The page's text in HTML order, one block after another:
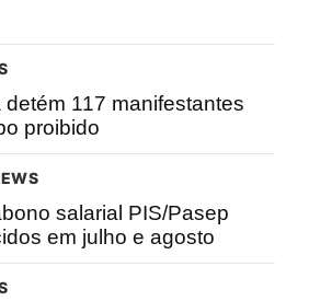
117 manifestantes
proibido
salarial PIS/Pasep
em julho e agosto